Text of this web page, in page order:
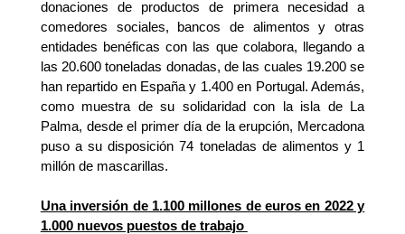
donaciones de productos de primera necesidad a
comedores sociales, bancos de alimentos y otras
entidades benéficas con las que colabora, llegando a
las 20.600 toneladas donadas, de las cuales 19.200 se
han repartido en España y 1.400 en Portugal. Además,
como muestra de su solidaridad con la isla de La
Palma, desde el primer día de la erupción, Mercadona
puso a su disposición 74 toneladas de alimentos y 1
millón de mascarillas.
Una inversión de 1.100 millones de euros en 2022 y
1.000 nuevos puestos de trabajo